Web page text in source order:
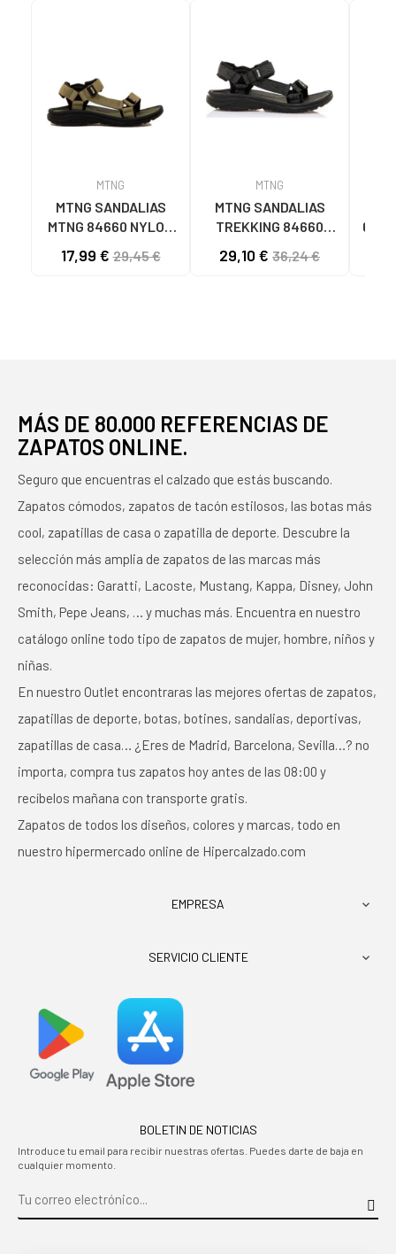
MTNG
MTNG SANDALIAS
MTNG 84660 NYLON
C59785 - - NYLON
17,99 €29,45 €
MTNG
MTNG SANDALIAS
TREKKING 84660
C59810 - - NYLON
29,10 € 36,24 €
MÁS DE 80.000 REFERENCIAS DE
ZAPATOS ONLINE.
Seguro que encuentras el calzado que estás buscando.
Zapatos cómodos, zapatos de tacón estilosos, las botas más
cool, zapatillas de casa o zapatilla de deporte. Descubre la
selección más amplia de zapatos de las marcas más
reconocidas: Garatti, Lacoste, Mustang, Kappa, Disney, John
Smith, Pepe Jeans, … y muchas más. Encuentra en nuestro
catálogo online todo tipo de zapatos de mujer, hombre, niños y
niñas.
En nuestro Outlet encontraras las mejores ofertas de zapatos,
zapatillas de deporte, botas, botines, sandalias, deportivas,
zapatillas de casa… ¿Eres de Madrid, Barcelona, Sevilla…? no
importa, compra tus zapatos hoy antes de las 08:00 y
recíbelos mañana con transporte gratis.
Zapatos de todos los diseños, colores y marcas, todo en
nuestro hipermercado online de Hipercalzado.com
EMPRESA 
SERVICIO CLIENTE 
BOLETIN DE NOTICIAS
Introduce tu email para recibir nuestras ofertas. Puedes darte de baja en
cualquier momento.